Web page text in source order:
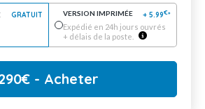
GRATUIT
VERSION IMPRIMÉE + 5.99€*
Expédié en 24h jours ouvrés
+ délais de la poste.
€ - Acheter